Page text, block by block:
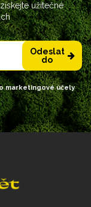
užitečné
Odeslat
do
marketingové účely